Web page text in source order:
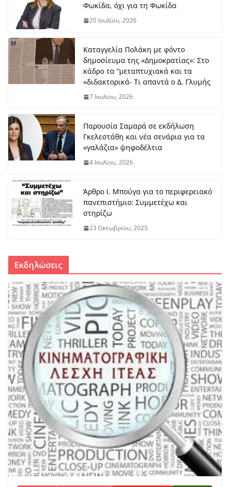
:Εκτός των «ζωτικής σημασίας διεκδικήσεων» του
Περιφερειάρχη το Νοσοκομείο Άμφισσας
9 Αυγούστου, 2026
«Αγάπη = Τρέλα»: Η μεγάλη
ιταλική κινηματογραφική
επιτυχία στην Ιτεα από την
Φωκίδα, όχι για τη Φωκίδα
20 Ιουλίου, 2026
Καταγγελία Πολάκη με φόντο
δημοσίευμα της «Δημοκρατίας»: Στο
κάδρο τα “μεταπτυχιακά και τα
«διδακτορικά- Τι απαντά ο Δ. Γλυμής
7 Ιουλίου, 2026
Παρουσία Σαμαρά σε εκδήλωση
Γκελεστάθη και νέα σενάρια για τα
«γαλάζια» ψηφοδέλτια
4 Ιουλίου, 2026
Άρθρο Ι. Μπούγα για το περιφερειακό
πανεπιστήμιο: Συμμετέχω και
στηρίζω
23 Οκτωβρίου, 2025
Εκδηλώσεις